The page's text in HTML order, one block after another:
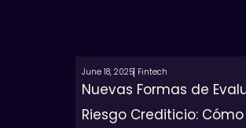
June 18, 2025 Fintech
Nuevas Formas de
Riesgo Crediticio: Cómo